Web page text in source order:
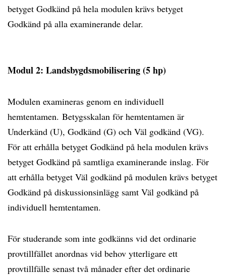
betyget Godkänd på hela modulen krävs betyget
Godkänd på alla examinerande delar.
Modul 2: Landsbygdsmobilisering(5 hp)
Modulen examineras genom en individuell
hemtentamen. Betygsskalan för hemtentamen är
Underkänd (U), Godkänd (G) och Väl godkänd (VG).
För att erhålla betyget Godkänd på hela modulen krävs
betyget Godkänd på samtliga examinerande inslag. För
att erhålla betyget Väl godkänd på modulen krävs betyget
Godkänd på diskussionsinlägg samt Väl godkänd på
individuell hemtentamen.
För studerande som inte godkänns vid det ordinarie
provtillfället anordnas vid behov ytterligare ett
provtillfälle senast två månader efter det ordinarie